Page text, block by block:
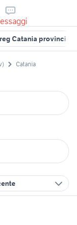
Catania provincia
Catania